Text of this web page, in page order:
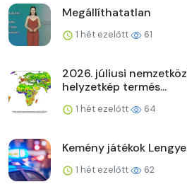
Megállíthatatlan
1 hét ezelőtt 61
2026. júliusi
helyzetkép termés...
1 hét ezelőtt 64
Kemény játékok
1 hét ezelőtt 62